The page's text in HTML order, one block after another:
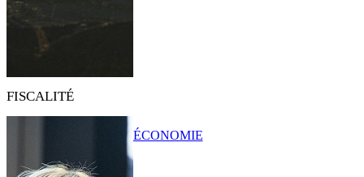
FISCALITÉ
ÉCONOMIE